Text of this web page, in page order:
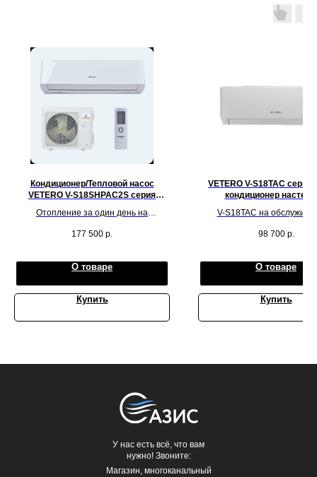
Кондиционер/Тепловой насос
VETERO V-S18SHPAC2S серия
Отопление за один день на
метров квадратных
177 500 р.
О товаре
Купить
VETERO V-S18TAC серия
кондиционер
V-S18TAC на
98 700 р.
О товаре
Купить
У нас есть всё, что вам
нужно! Звоните:
Магазин, многоканальный